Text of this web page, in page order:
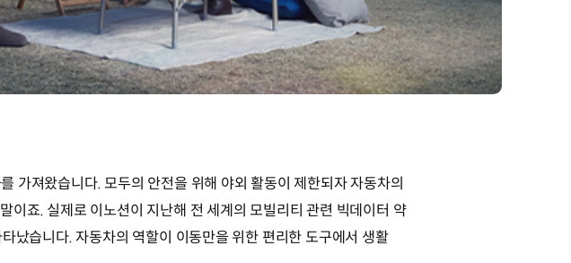
가져왔습니다. 모두의 안전을 위해 야외 활동이 제한되자 자동차의
이죠. 실제로 이노션이 지난해 전 세계의 모빌리티 관련 빅데이터 약
났습니다. 자동차의 역할이 이동만을 위한 편리한 도구에서 생활